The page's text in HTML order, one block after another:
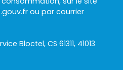
ou par courrier
Bloctel, CS 61311, 41013